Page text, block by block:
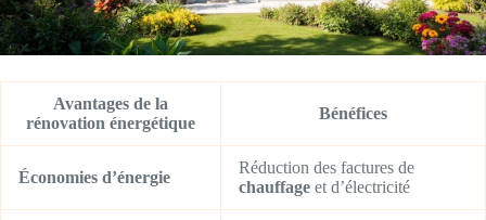
Avantages de la
rénovation énergétique
Bénéfices
Économies d’énergie
Réduction des factures de
chauffage et d’électricité